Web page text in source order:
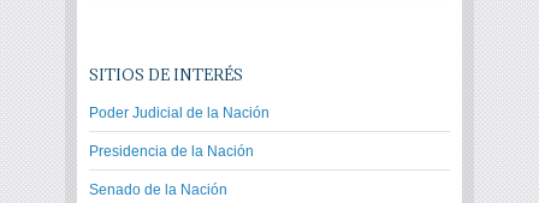
SITIOS DE INTERÉS
Poder Judicial de la Nación
Presidencia de la Nación
Senado de la Nación